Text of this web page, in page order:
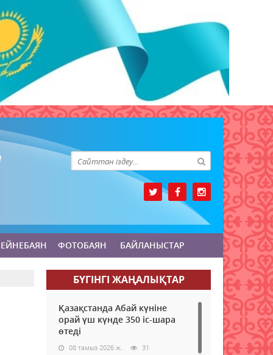
ФОТОБАЯН БАЙЛАНЫСТАР
БҮГІНГI ЖАҢАЛЫҚТАР
Қазақстанда Абай күніне
орай үш күнде 350 іс-шара
өтеді
08 тамыз 2026 ж. 31